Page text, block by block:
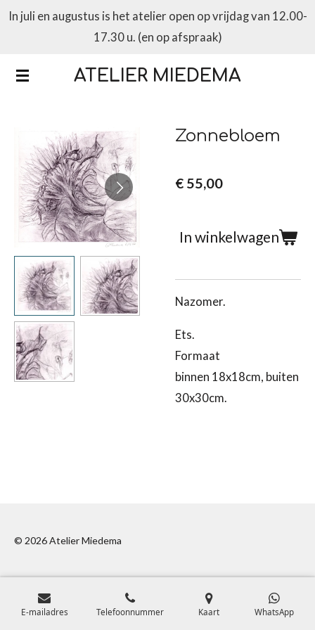
Ga
de
ATELIER MIEDEMA
In juli en augustus is het atelier open op vrijdag van 12.00-
17.30 u. (en op afspraak)
Zonnebloem
€ 55,00
In winkelwagen
Nazomer.
Ets.
Formaat
binnen 18x18cm, buiten
30x30cm.
© 2026 Atelier Miedema
E-mailadres Telefoonnummer Kaart WhatsApp